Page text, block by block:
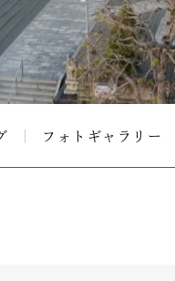
フォトギャラリー